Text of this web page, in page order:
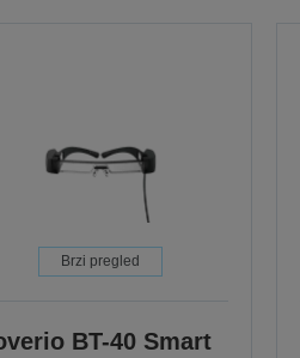
Brzi pregled
BT-40 Smart